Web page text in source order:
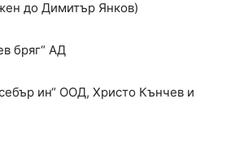
до Димитър Янков)
бряг“ АД
ин“ ООД, Христо Кънчев и